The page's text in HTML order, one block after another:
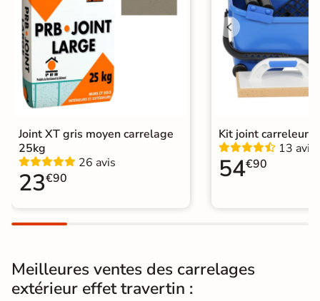
Résistant au Gel
Conditionnement
Choix
Pose
Support Chape Ancien carrelage
Normes
Carrelage terrasse effet pierre
naturelle
Joint XT gris moyen carrelage
25kg
26 avis
23€90
Kit joint carreleur
13 avis
54€90
Meilleures ventes des carrelages
extérieur effet travertin :